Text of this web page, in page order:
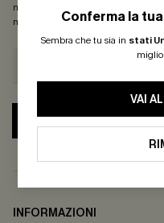
Conferma la
Sembra che tu sia in stati
VAI
nostra
momento.
ABBONATI
INFORMAZIONI